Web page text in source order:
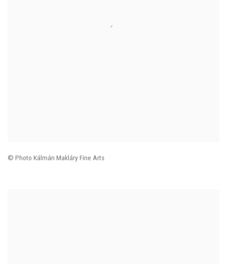
© Photo Kálmán Makláry Fine Arts